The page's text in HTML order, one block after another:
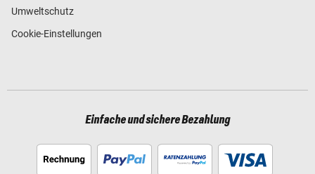
Umweltschutz
Cookie-Einstellungen
Einfache und sichere Bezahlung